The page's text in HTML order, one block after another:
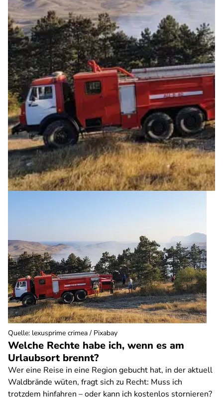
Welche Rechte habe ich, wenn es am
Urlaubsort brennt?
Wer eine Reise in eine Region gebucht hat, in der aktuell
Waldbrände wüten, fragt sich zu Recht: Muss ich
trotzdem hinfahren – oder kann ich kostenlos stornieren?
Quelle: lexusprime crimea / Pixabay